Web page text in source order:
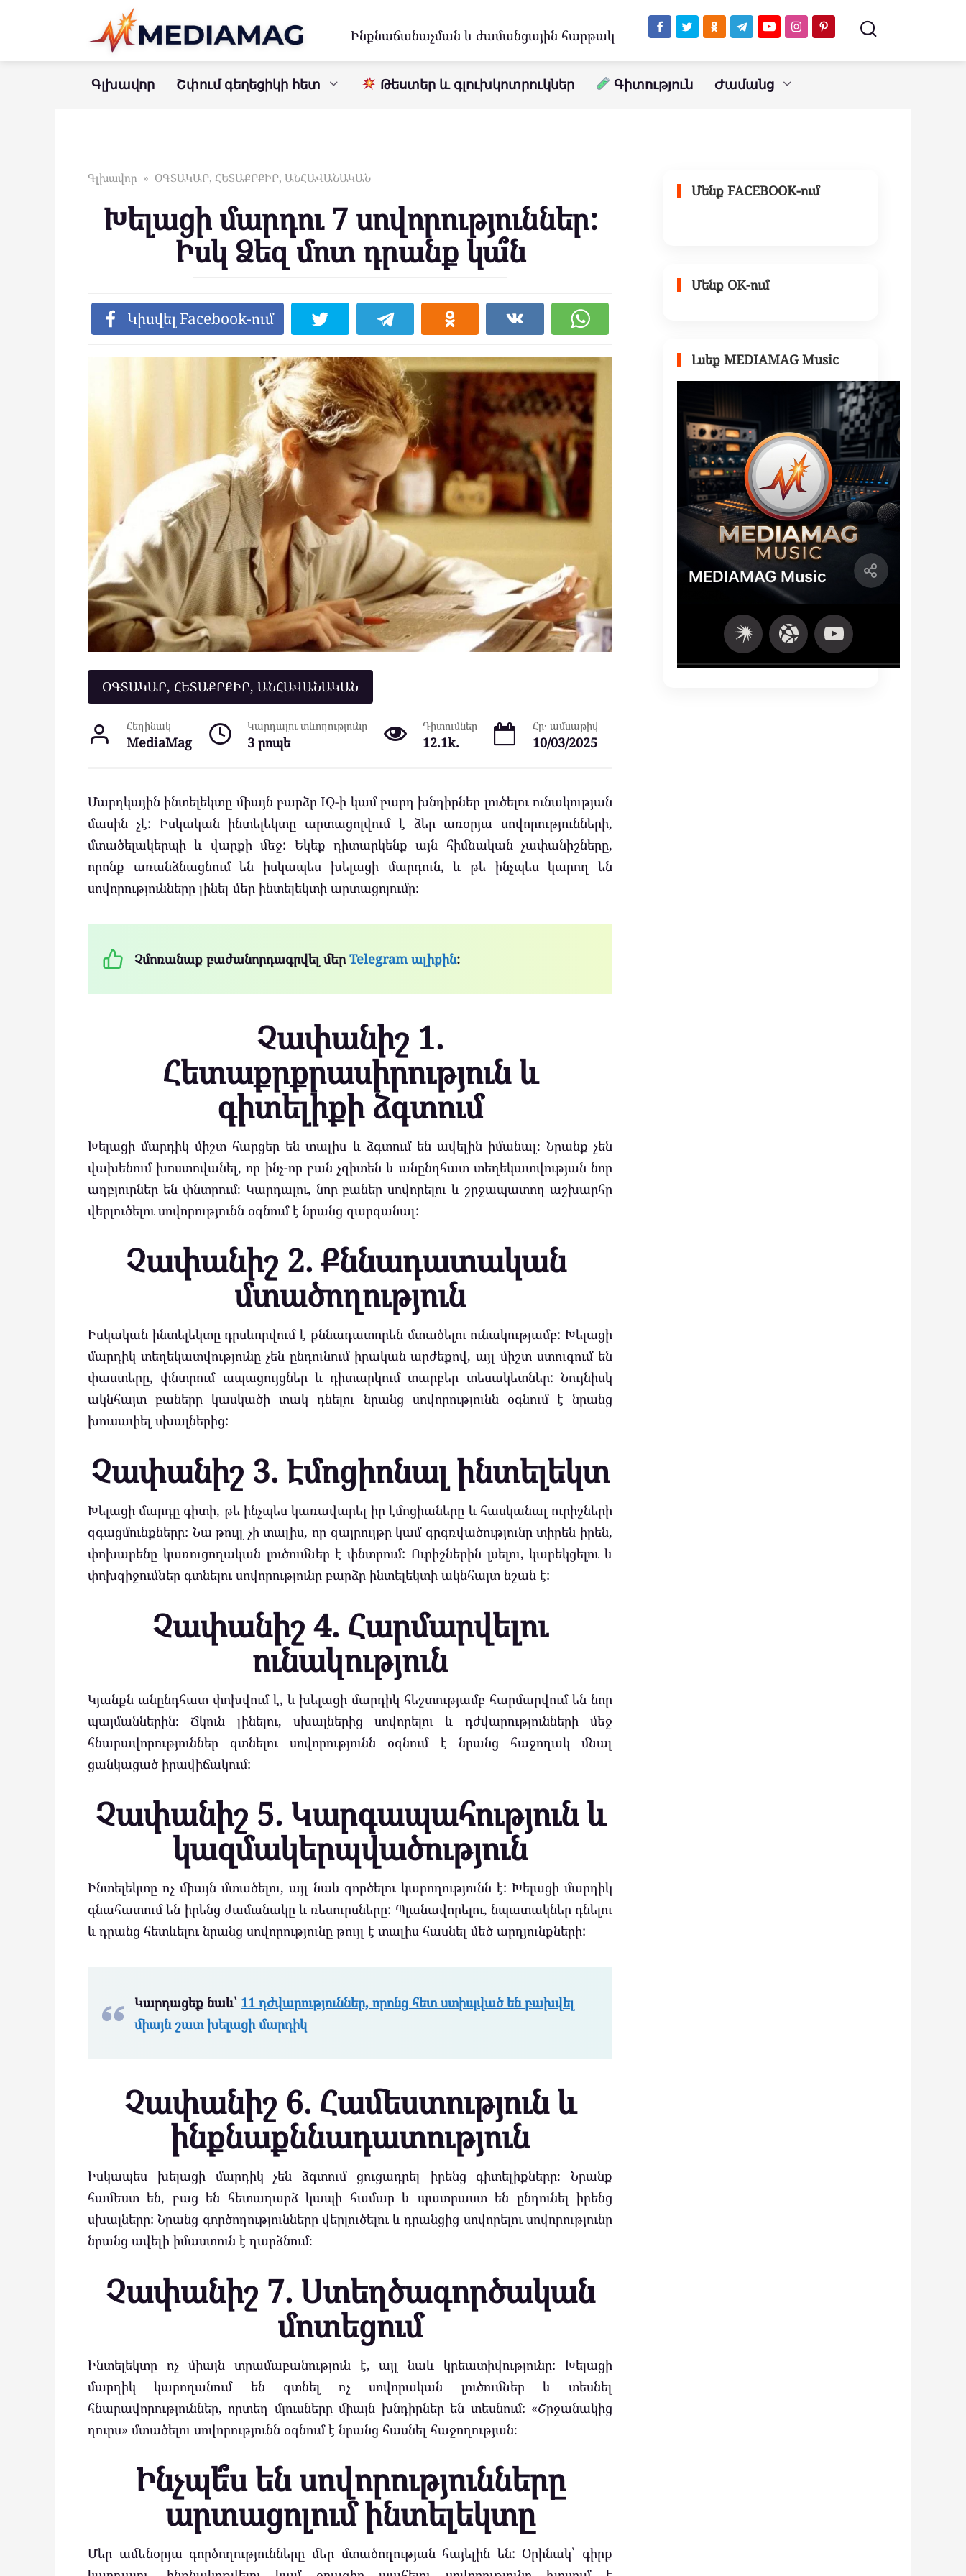
Ինքնաճանաչման և ժամանցային հարթակ
Գլխավոր Շփում գեղեցիկի հետ Թեստեր և գլուխկոտրուկներ Գիտություն Ժամանց
Գլխավոր » ՕԳՏԱԿԱՐ, ՀԵՏԱՔՐՔԻՐ, ԱՆՀԱՎԱՆԱԿԱՆ
Խելացի մարդու 7 սովորություններ:
Իսկ Ձեզ մոտ դրանք կա՞ն
Կիսվել Facebook-ում
ՕԳՏԱԿԱՐ, ՀԵՏԱՔՐՔԻՐ, ԱՆՀԱՎԱՆԱԿԱՆ
Հեղինակ
MediaMag
Կարդալու տևողությունը
3 րոպե
Դիտումներ
12.1k.
Հր․ ամսաթիվ
10/03/2025
Մարդկային ինտելեկտը միայն բարձր IQ-ի կամ բարդ խնդիրներ լուծելու ունակության
մասին չէ: Իսկական ինտելեկտը արտացոլվում է ձեր առօրյա սովորությունների,
մտածելակերպի և վարքի մեջ: Եկեք դիտարկենք այն հիմնական չափանիշները,
որոնք առանձնացնում են իսկապես խելացի մարդուն, և թե ինչպես կարող են
սովորությունները լինել մեր ինտելեկտի արտացոլումը:
Չմոռանաք բաժանորդագրվել մերTelegram ալիքին:
Չափանիշ 1.
Հետաքրքրասիրություն և
գիտելիքի ձգտում
Խելացի մարդիկ միշտ հարցեր են տալիս և ձգտում են ավելին իմանալ։ Նրանք չեն
վախենում խոստովանել, որ ինչ-որ բան չգիտեն և անընդհատ տեղեկատվության նոր
աղբյուրներ են փնտրում։ Կարդալու, նոր բաներ սովորելու և շրջապատող աշխարհը
վերլուծելու սովորությունն օգնում է նրանց զարգանալ:
Չափանիշ 2. Քննադատական ​​
մտածողություն
Իսկական ինտելեկտը դրսևորվում է քննադատորեն մտածելու ունակությամբ: Խելացի
մարդիկ տեղեկատվությունը չեն ընդունում իրական արժեքով, այլ միշտ ստուգում են
փաստերը, փնտրում ապացույցներ և դիտարկում տարբեր տեսակետներ: Նույնիսկ
ակնհայտ բաները կասկածի տակ դնելու նրանց սովորությունն օգնում է նրանց
խուսափել սխալներից:
Չափանիշ 3. Էմոցիոնալ ինտելեկտ
Խելացի մարդը գիտի, թե ինչպես կառավարել իր էմոցիաները և հասկանալ ուրիշների
զգացմունքները: Նա թույլ չի տալիս, որ զայրույթը կամ գրգռվածությունը տիրեն իրեն,
փոխարենը կառուցողական լուծումներ է փնտրում: Ուրիշներին լսելու, կարեկցելու և
փոխզիջումներ գտնելու սովորությունը բարձր ինտելեկտի ակնհայտ նշան է:
Չափանիշ 4. Հարմարվելու
ունակություն
Կյանքն անընդհատ փոխվում է, և խելացի մարդիկ հեշտությամբ հարմարվում են նոր
պայմաններին։ Ճկուն լինելու, սխալներից սովորելու և դժվարությունների մեջ
հնարավորություններ գտնելու սովորությունն օգնում է նրանց հաջողակ մնալ
ցանկացած իրավիճակում:
Չափանիշ 5. Կարգապահություն և
կազմակերպվածություն
Ինտելեկտը ոչ միայն մտածելու, այլ նաև գործելու կարողությունն է: Խելացի մարդիկ
գնահատում են իրենց ժամանակը և ռեսուրսները: Պլանավորելու, նպատակներ դնելու
և դրանց հետևելու նրանց սովորությունը թույլ է տալիս հասնել մեծ արդյունքների:
Կարդացեք նաև՝ 11 դժվարություններ, որոնց հետ ստիպված են բախվել
միայն շատ խելացի մարդիկ
Չափանիշ 6. Համեստություն և
ինքնաքննադատություն
Իսկապես խելացի մարդիկ չեն ձգտում ցուցադրել իրենց գիտելիքները։ Նրանք
համեստ են, բաց են հետադարձ կապի համար և պատրաստ են ընդունել իրենց
սխալները: Նրանց գործողությունները վերլուծելու և դրանցից սովորելու սովորությունը
նրանց ավելի իմաստուն է դարձնում։
Չափանիշ 7. Ստեղծագործական
մոտեցում
Ինտելեկտը ոչ միայն տրամաբանություն է, այլ նաև կրեատիվությունը: Խելացի
մարդիկ կարողանում են գտնել ոչ սովորական լուծումներ և տեսնել
հնարավորություններ, որտեղ մյուսները միայն խնդիրներ են տեսնում: «Շրջանակից
դուրս» մտածելու սովորությունն օգնում է նրանց հասնել հաջողության։
Ինչպե՞ս են սովորությունները
արտացոլում ինտելեկտը
Մեր ամենօրյա գործողությունները մեր մտածողության հայելին են: Օրինակ՝ գիրք
Մենք FACEBOOK-ում
Մենք OK-ում
Լսեք MEDIAMAG Music